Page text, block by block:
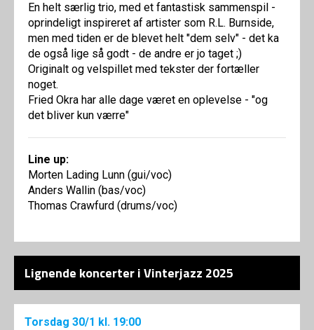
En helt særlig trio, med et fantastisk sammenspil -
oprindeligt inspireret af artister som R.L. Burnside,
men med tiden er de blevet helt "dem selv" - det ka
de også lige så godt - de andre er jo taget ;)
Originalt og velspillet med tekster der fortæller
noget.
Fried Okra har alle dage været en oplevelse - "og
det bliver kun værre"
Line up:
Morten Lading Lunn (gui/voc)
Anders Wallin (bas/voc)
Thomas Crawfurd (drums/voc)
Lignende koncerter i Vinterjazz 2025
Torsdag 30/1 kl. 19:00